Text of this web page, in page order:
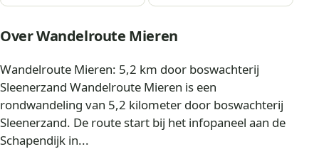
Over Wandelroute Mieren
Wandelroute Mieren: 5,2 km door boswachterij
Sleenerzand Wandelroute Mieren is een
rondwandeling van 5,2 kilometer door boswachterij
Sleenerzand. De route start bij het infopaneel aan de
Schapendijk in...